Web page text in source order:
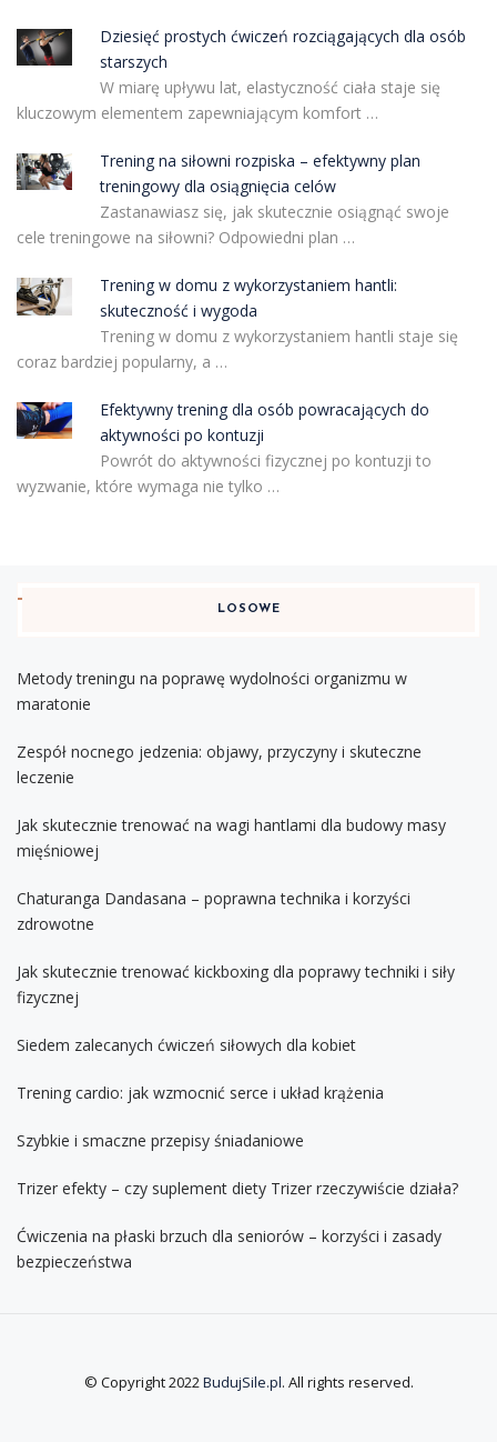
Dziesięć prostych ćwiczeń rozciągających dla osób
starszych
W miarę upływu lat, elastyczność ciała staje się
kluczowym elementem zapewniającym komfort …
Trening na siłowni rozpiska – efektywny plan
treningowy dla osiągnięcia celów
Zastanawiasz się, jak skutecznie osiągnąć swoje
cele treningowe na siłowni? Odpowiedni plan …
Trening w domu z wykorzystaniem hantli:
skuteczność i wygoda
Trening w domu z wykorzystaniem hantli staje się
coraz bardziej popularny, a …
Efektywny trening dla osób powracających do
aktywności po kontuzji
Powrót do aktywności fizycznej po kontuzji to
wyzwanie, które wymaga nie tylko …
LOSOWE
Metody treningu na poprawę wydolności organizmu w
maratonie
Zespół nocnego jedzenia: objawy, przyczyny i skuteczne
leczenie
Jak skutecznie trenować na wagi hantlami dla budowy masy
mięśniowej
Chaturanga Dandasana – poprawna technika i korzyści
zdrowotne
Jak skutecznie trenować kickboxing dla poprawy techniki i siły
fizycznej
Siedem zalecanych ćwiczeń siłowych dla kobiet
Trening cardio: jak wzmocnić serce i układ krążenia
Szybkie i smaczne przepisy śniadaniowe
Trizer efekty – czy suplement diety Trizer rzeczywiście działa?
Ćwiczenia na płaski brzuch dla seniorów – korzyści i zasady
bezpieczeństwa
© Copyright 2022BudujSile.pl. All rights reserved.